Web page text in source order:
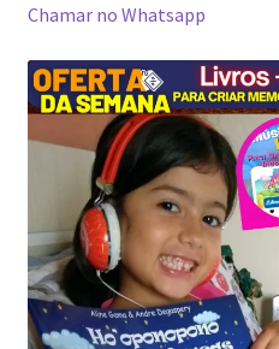
Chamar no Whatsapp